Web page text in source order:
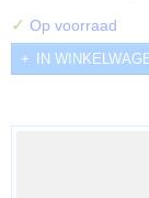
✓ Op voorraad
IN